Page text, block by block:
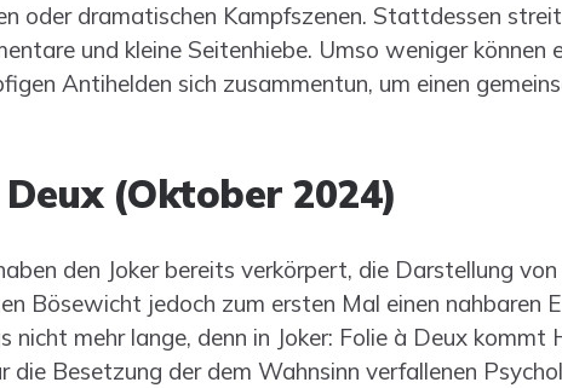
oder dramatischen Kampfszenen. Stattdessen
und kleine Seitenhiebe. Umso weniger können
Antihelden sich zusammentun, um einen
Deux (Oktober 2024)
den Joker bereits verkörpert, die Darstellung von
Bösewicht jedoch zum ersten Mal einen nahbaren
nicht mehr lange, denn in Joker: Folie à Deux kommt
die Besetzung der dem Wahnsinn verfallenen